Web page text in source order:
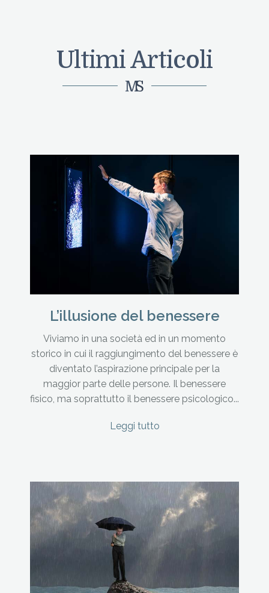
Ultimi Articoli
L’illusione del benessere
Viviamo in una società ed in un momento
storico in cui il raggiungimento del benessere è
diventato l’aspirazione principale per la
maggior parte delle persone. Il benessere
fisico, ma soprattutto il benessere psicologico...
Leggi tutto